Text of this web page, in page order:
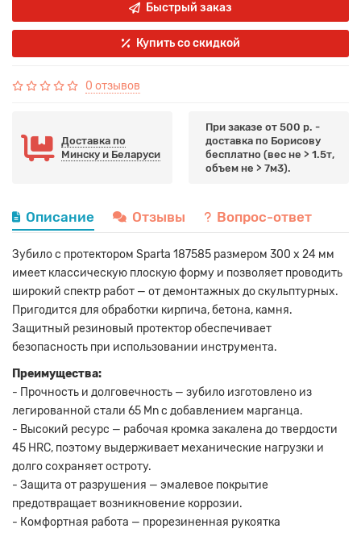
Быстрый заказ
Купить со скидкой
0 отзывов
Доставка по
Минску и Беларуси
При заказе от 500 р. -
доставка по Борисову
бесплатно (вес не > 1.5т,
объем не > 7м3).
Описание Отзывы Вопрос-ответ
Зубило с протектором Sparta 187585 размером 300 х 24 мм
имеет классическую плоскую форму и позволяет проводить
широкий спектр работ — от демонтажных до скульптурных.
Пригодится для обработки кирпича, бетона, камня.
Защитный резиновый протектор обеспечивает
безопасность при использовании инструмента.
Преимущества:
- Прочность и долговечность — зубило изготовлено из
легированной стали 65 Mn с добавлением марганца.
- Высокий ресурс — рабочая кромка закалена до твердости
45 HRC, поэтому выдерживает механические нагрузки и
долго сохраняет остроту.
- Защита от разрушения — эмалевое покрытие
предотвращает возникновение коррозии.
- Комфортная работа — прорезиненная рукоятка